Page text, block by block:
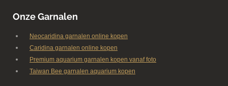
Onze Garnalen
Neocaridina garnalen online kopen
Caridina garnalen online kopen
Premium aquarium garnalen kopen vanaf foto
Taiwan Bee garnalen aquarium kopen